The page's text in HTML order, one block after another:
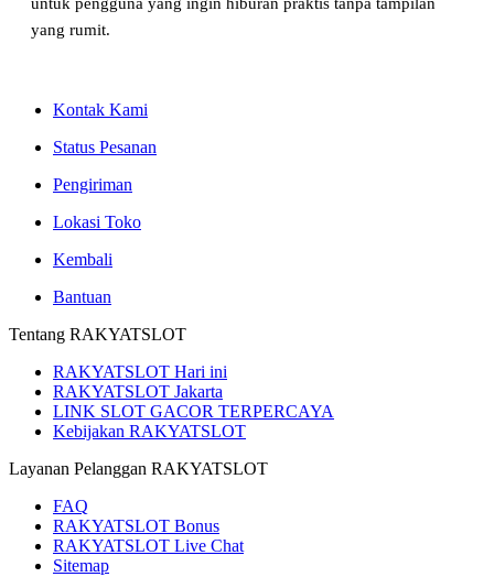
yang rumit.
Kontak Kami
Status Pesanan
Pengiriman
Lokasi Toko
Kembali
Bantuan
Tentang RAKYATSLOT
RAKYATSLOT Hari ini
RAKYATSLOT Jakarta
LINK SLOT GACOR TERPERCAYA
Kebijakan RAKYATSLOT
Layanan Pelanggan RAKYATSLOT
FAQ
RAKYATSLOT Bonus
RAKYATSLOT Live Chat
Sitemap